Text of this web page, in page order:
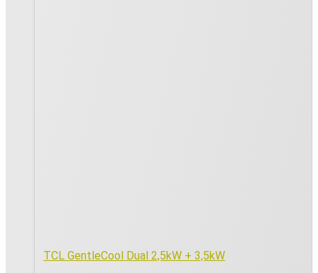
TCL GentleCool Dual 2,5kW + 3,5kW